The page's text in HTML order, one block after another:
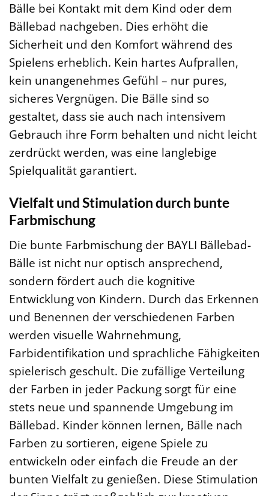
Bälle bei Kontakt mit dem Kind oder dem
Bällebad nachgeben. Dies erhöht die
Sicherheit und den Komfort während des
Spielens erheblich. Kein hartes Aufprallen,
kein unangenehmes Gefühl – nur pures,
sicheres Vergnügen. Die Bälle sind so
gestaltet, dass sie auch nach intensivem
Gebrauch ihre Form behalten und nicht leicht
zerdrückt werden, was eine langlebige
Spielqualität garantiert.
Vielfalt und Stimulation durch bunte
Farbmischung
Die bunte Farbmischung der BAYLI Bällebad-
Bälle ist nicht nur optisch ansprechend,
sondern fördert auch die kognitive
Entwicklung von Kindern. Durch das Erkennen
und Benennen der verschiedenen Farben
werden visuelle Wahrnehmung,
Farbidentifikation und sprachliche Fähigkeiten
spielerisch geschult. Die zufällige Verteilung
der Farben in jeder Packung sorgt für eine
stets neue und spannende Umgebung im
Bällebad. Kinder können lernen, Bälle nach
Farben zu sortieren, eigene Spiele zu
entwickeln oder einfach die Freude an der
bunten Vielfalt zu genießen. Diese Stimulation